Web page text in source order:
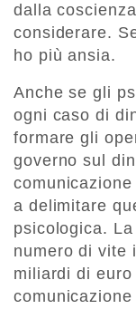
dalla
considerare.
ho più ansia.
Anche se gli
ogni caso di
formare gli
governo sul
a delimitare
psicologica.
numero di vite
miliardi di euro